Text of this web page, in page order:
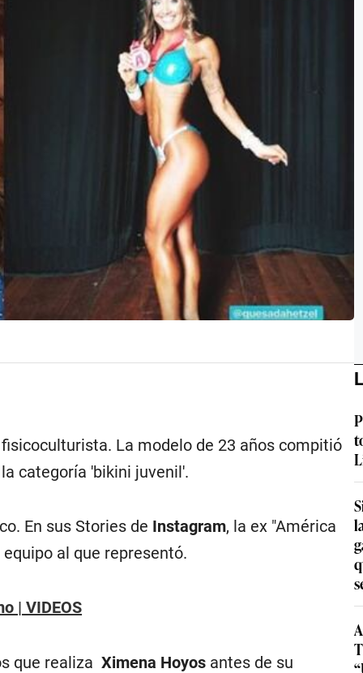
La modelo de 23 años compitió
categoría 'bikini juvenil'.
En sus Stories de Instagram, la ex "América
al que representó.
| VIDEOS
que realiza Ximena Hoyos antes de su